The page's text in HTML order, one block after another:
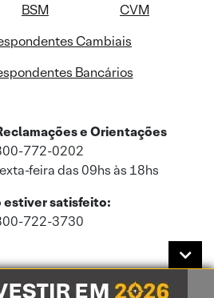
BSM
CVM
Cambiais
Bancários
e Orientações
772-0202
feira das 09hs às 18hs
estiver satisfeito:
722-3730
pessoais de acordo com a nossaPolítica de
Política de Privacidade.